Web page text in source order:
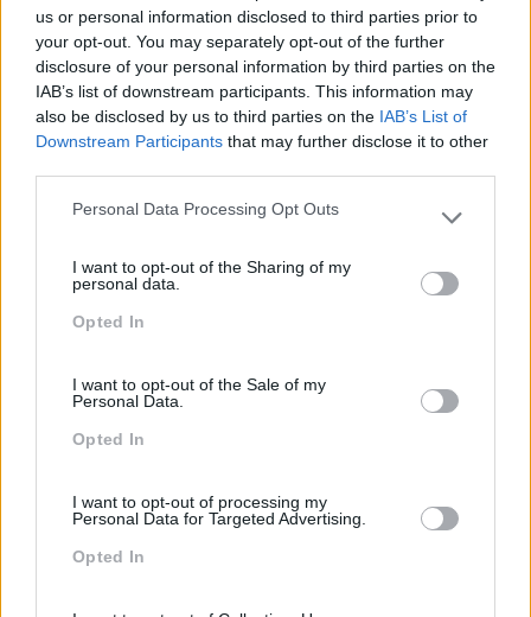
us or personal information disclosed to third parties prior to
your opt-out. You may separately opt-out of the further
disclosure of your personal information by third parties on the
IAB’s list of downstream participants. This information may
also be disclosed by us to third parties on the IAB’s List of
Downstream Participants that may further disclose it to other
Please note that this website/app uses one or more Google
not limited to your visit or usage behaviour. You may click to
grant or deny consent to Google and its third-party tags to
use your data for below specified purposes in below Google
Personal Data Processing Opt Outs
I want to opt-out of the Sharing of my
personal data.
Opted In
I want to opt-out of the Sale of my
Personal Data.
Opted In
I want to opt-out of processing my
Personal Data for Targeted Advertising.
Opted In
Entrevista
Expo RH
IA
Inglês
Interculturalidade
Liderança
Pessoas
PORTO RH MEETING
Sem Categoria
Sustentabilidade